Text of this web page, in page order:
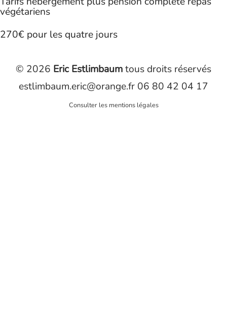
végétariens
270€ pour les quatre jours
© 2026 Eric Estlimbaumtous droits réservés
estlimbaum.eric@orange.fr 06 80 42 04 17
Consulter les mentions légales